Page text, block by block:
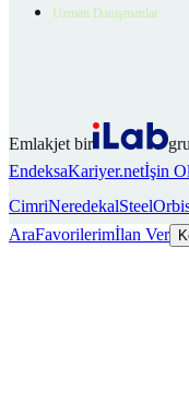
Uzman Danışmanlar
Emlakjet bir
EndeksaKariyer.netİşin
CimriNeredekal
AraFavorilerimİlan Ver